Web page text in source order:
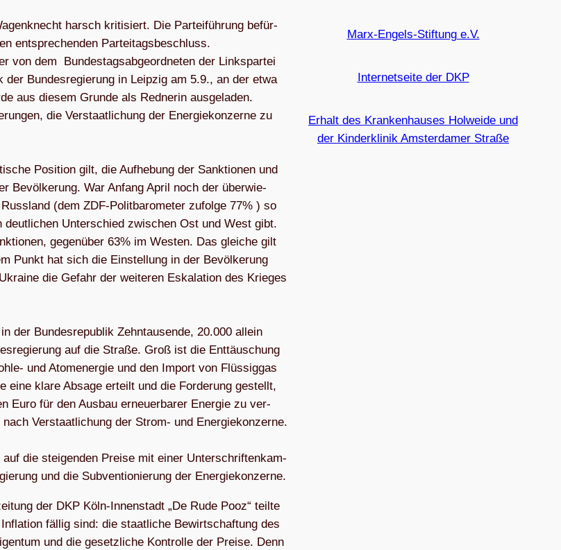
harsch kri­ti­siert. Die Par­tei­füh­rung befür­
ent­spre­chen­den Par­tei­tags­be­schluss.
von dem Bun­des­tags­ab­ge­ord­ne­ten der Links­par­tei
Bun­des­re­gie­rung in Leip­zig am 5.9., an der etwa
aus die­sem Grunde als Red­ne­rin aus­ge­la­den.
die Ver­staat­li­chung der Ener­gie­kon­zerne zu
Posi­tion gilt, die Auf­he­bung der Sank­tio­nen und
Bevöl­ke­rung. War Anfang April noch der über­wie­
(dem ZDF-Polit­ba­ro­me­ter zufolge 77% ) so
Unter­schied zwi­schen Ost und West gibt.
gegen­über 63% im Wes­ten. Das glei­che gilt
Punkt hat sich die Ein­stel­lung in der Bevöl­ke­rung
die Gefahr der wei­te­ren Eska­la­tion des Krie­ges
der Bun­des­re­pu­blik Zehn­tau­sende, 20.000 allein
auf die Straße. Groß ist die Ent­täu­schung
und Atom­ener­gie und den Import von Flüs­sig­gas
klare Absage erteilt und die For­de­rung gestellt,
Euro für den Aus­bau erneu­er­ba­rer Ener­gie zu ver­
Ver­staat­li­chung der Strom- und Ener­gie­kon­zerne.
die stei­gen­den Preise mit einer Unter­schrif­ten­kam­
und die Sub­ven­tio­nie­rung der Energiekonzerne.
der DKP Köln-Innen­stadt „De Rude Pooz“ teilte
fäl­lig sind: die staat­li­che Bewirt­schaf­tung des
und die gesetz­li­che Kon­trolle der Preise. Denn
Marx-Engels-Stiftung e.V.
Internetseite der DKP
Erhalt des Krankenhauses Holweide und
der Kinderklinik Amsterdamer Straße